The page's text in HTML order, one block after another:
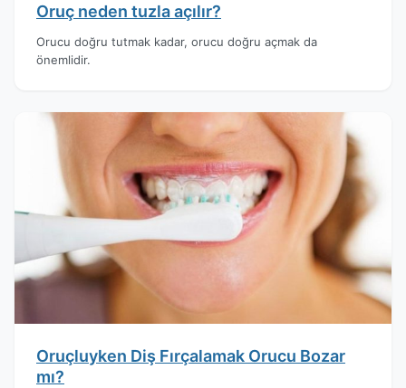
Oruç neden tuzla açılır?
Orucu doğru tutmak kadar, orucu doğru açmak da
önemlidir.
Oruçluyken Diş Fırçalamak Orucu Bozar
mı?